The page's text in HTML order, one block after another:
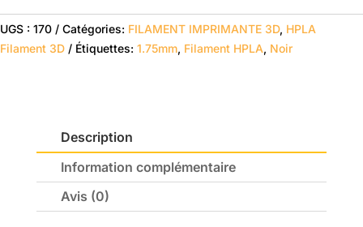
UGS : 170 Catégories: FILAMENT IMPRIMANTE 3D, HPLA
Filament 3D
Étiquettes: 1.75mm, Filament HPLA, Noir
Description
Information complémentaire
Avis (0)